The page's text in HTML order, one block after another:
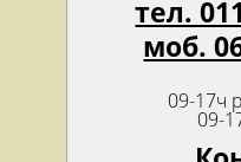
тел.
моб.
09-17ч
09-